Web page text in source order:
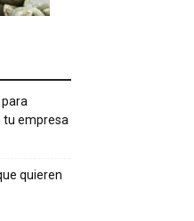
tu empresa
quieren